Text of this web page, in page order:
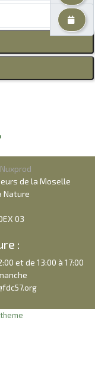
Nuxprod
de la Moselle
Nature
03
:
et de 13:00 à 17:00